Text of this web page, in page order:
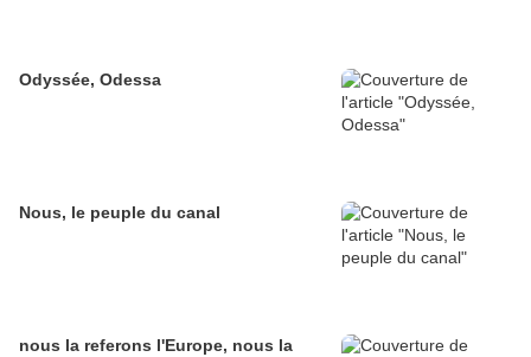
Odyssée, Odessa
Nous, le peuple du canal
nous la referons l'Europe, nous la